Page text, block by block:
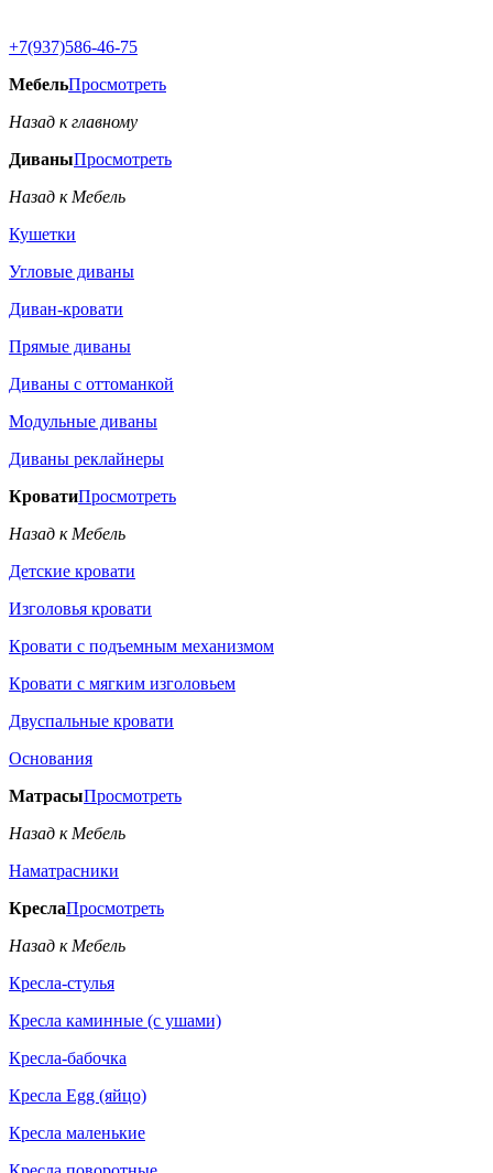
+7(937)586-46-75
МебельПросмотреть
Назад к главному
ДиваныПросмотреть
Назад к Мебель
Кушетки
Угловые диваны
Диван-кровати
Прямые диваны
Диваны с оттоманкой
Модульные диваны
Диваны реклайнеры
КроватиПросмотреть
Назад к Мебель
Детские кровати
Изголовья кровати
Кровати с подъемным механизмом
Кровати с мягким изголовьем
Двуспальные кровати
Основания
МатрасыПросмотреть
Назад к Мебель
Наматрасники
КреслаПросмотреть
Назад к Мебель
Кресла-стулья
Кресла каминные (с ушами)
Кресла-бабочка
Кресла Egg (яйцо)
Кресла маленькие